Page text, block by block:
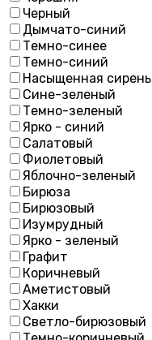
Черный
Дымчато-синий
Темно-синее
Темно-синий
Насыщенная сирень
Сине-зеленый
Темно-зеленый
Ярко - синий
Салатовый
Фиолетовый
Яблочно-зеленый
Бирюза
Бирюзовый
Изумрудный
Ярко - зеленый
Графит
Коричневый
Аметистовый
Хакки
Светло-бирюзовый